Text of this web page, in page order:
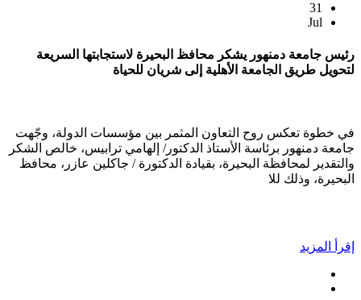
31
Jul
رئيس جامعة دمنهور يشكر محافظ البحيرة لاستجابتها السريعة
لتحويل طريق الجامعة الأهلية إلى شريان للحياة
في خطوة تعكس روح التعاون المثمر بين مؤسسات الدولة، وجّهت
جامعة دمنهور برئاسة الأستاذ الدكتور/ إلهامي ترابيس، خالص الشكر
والتقدير لمحافظة البحيرة، بقيادة الدكتورة / جاكلين عازر، محافظ
البحيرة، وذلك للا
إقرأ المزيد